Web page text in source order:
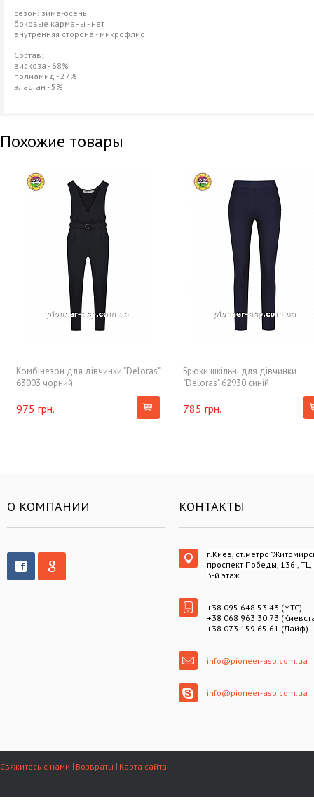
сезон: зима-осень
боковые карманы - нет
внутренняя сторона - микрофлис
Состав:
вискоза - 68%
полиамид - 27%
эластан - 5%
Похожие товары
Комбінезон для дівчинки "Deloras"
63003 чорний
975 грн.
Брюки шкільні для дівчинки
"Deloras" 62930 синій
785 грн.
О КОМПАНИИ КОНТАКТЫ
г.Киев, ст.метро
проспект Победы, 136 , ТЦ
3-й этаж
+38 095 648 53 43 (МТС)
+38 068 963 30 73
+38 073 159 65 61 (Лайф)
info@pioneer-asp.com.ua
info@pioneer-asp.com.ua
Свяжитесь с нами Возвраты Карта сайта